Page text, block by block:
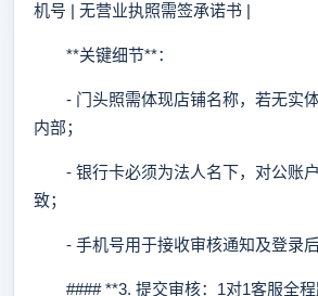
机号 | 无营业执照需签承诺书 |
**关键细节**：
- 门头照需体现店铺名称，若无实
内部；
- 银行卡必须为法人名下，对公账
致；
- 手机号用于接收审核通知及登录后
#### **3. 提交审核：1对1客服全程